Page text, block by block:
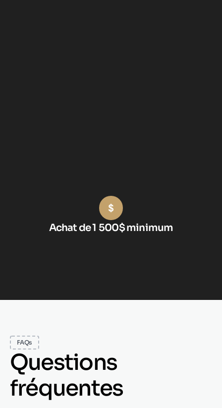
Achat de 1 500$ minimum
FAQs
Questions
fréquentes